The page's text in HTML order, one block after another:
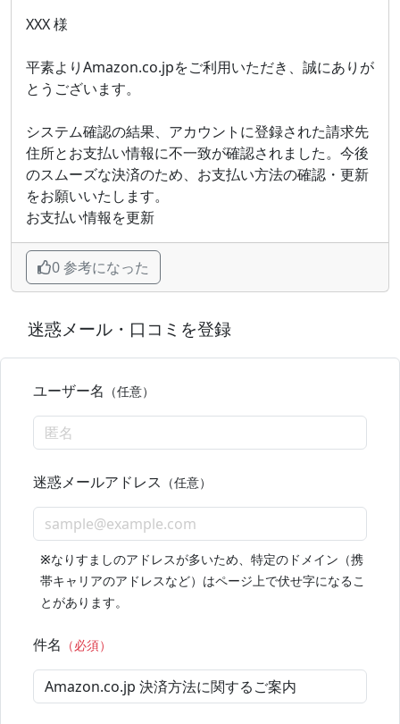
XXX 様
平素よりAmazon.co.jpをご利用いただき、誠にありが
とうございます。
システム確認の結果、アカウントに登録された請求先
住所とお支払い情報に不一致が確認されました。今後
のスムーズな決済のため、お支払い方法の確認・更新
をお願いいたします。
お支払い情報を更新
0 参考になった
迷惑メール・口コミを登録
ユーザー名 （任意）
迷惑メールアドレス （任意）
※なりすましのアドレスが多いため、特定のドメイン（携
帯キャリアのアドレスなど）はページ上で伏せ字になるこ
とがあります。
件名 （必須）